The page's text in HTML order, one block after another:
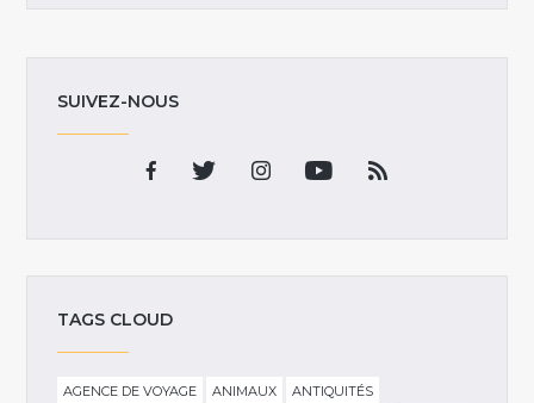
SUIVEZ-NOUS
TAGS CLOUD
AGENCE DE VOYAGE ANIMAUX
ANTIQUITÉS